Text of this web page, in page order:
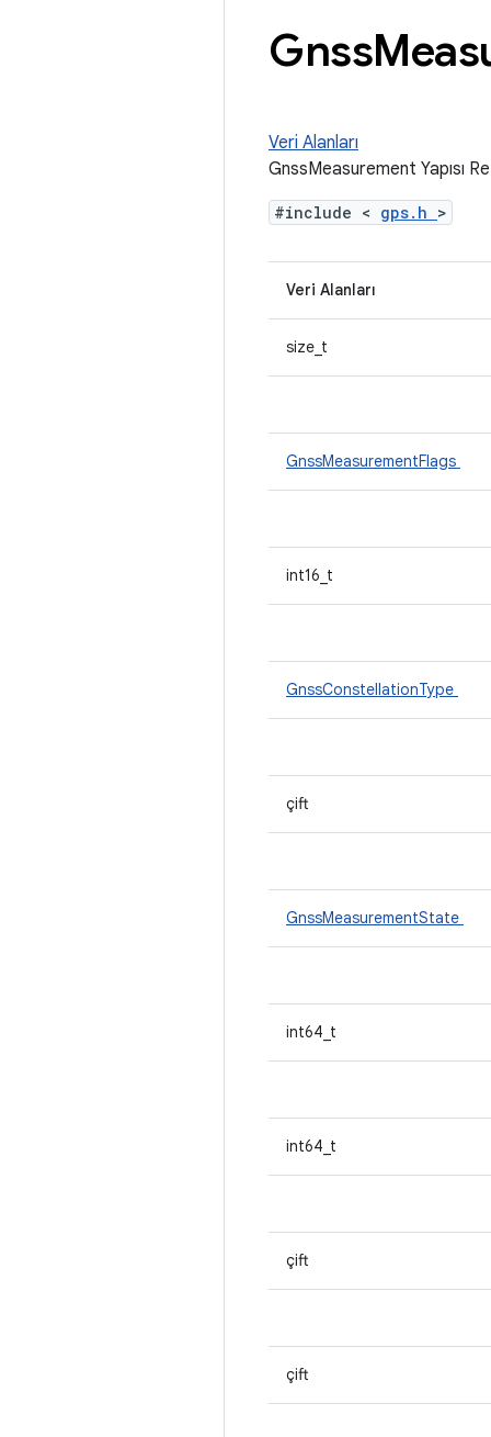
Gnss
Veri Alanları
GnssMeasurement Yapısı
#include < gps.h >
Veri Alanları
size_t
GnssMeasurementFlags
int16_t
GnssConstellationType
çift
GnssMeasurementState
int64_t
int64_t
çift
çift